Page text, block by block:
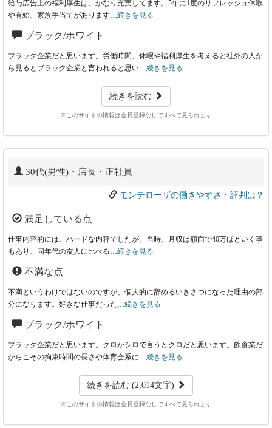
給与広告上の福利厚生は、かなり充実してます。5年に1度のリフレッシュ休暇
や有給、家族手当てがあります…続きを見る
ブラック/ホワイト
ブラック企業だと思います。労働時間、休暇や福利厚生を考えると社外の人か
ら見るとブラック企業と言われると思い…続きを見る
続きを読む
※このサイトの情報は会員登録なしですべて見られます
30代(男性)・店長・正社員
モンテローザの働きやすさ・評判は？
満足している点
仕事内容的には、ハードな内容でしたが、当時、月収は額面で40万ほどいく事
もあり、同年代の友人に比べる…続きを見る
不満な点
不満というわけではないのですが、個人的に辞めるいきさつになった理由の部
分になります。好きな仕事だった…続きを見る
ブラック/ホワイト
ブラック企業だと思います。クロかシロで言うとクロだと思います。飲食業だ
からこその拘束時間の長さや体育会系に…続きを見る
続きを読む (2,014文字)
※このサイトの情報は会員登録なしですべて見られます